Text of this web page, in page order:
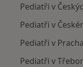
Pediatři v
Pediatři v
Pediatři v
Pediatři v